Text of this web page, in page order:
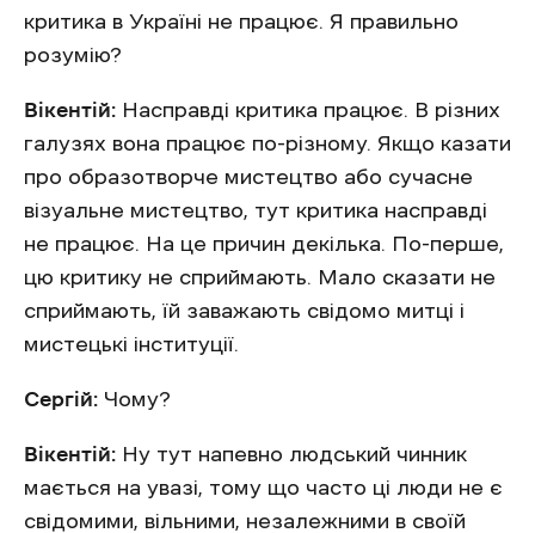
критика в Україні не працює. Я правильно
розумію?
Вікентій: Насправді критика працює. В різних
галузях вона працює по-різному. Якщо казати
про образотворче мистецтво або сучасне
візуальне мистецтво, тут критика насправді
не працює. На це причин декілька. По-перше,
цю критику не сприймають. Мало сказати не
сприймають, їй заважають свідомо митці і
мистецькі інституції.
Сергій: Чому?
Вікентій: Ну тут напевно людський чинник
мається на увазі, тому що часто ці люди не є
свідомими, вільними, незалежними в своїй